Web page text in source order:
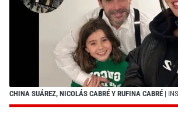
CHINA SUÁREZ, NICOLÁS CABRÉ Y RUFINA CABRÉ |